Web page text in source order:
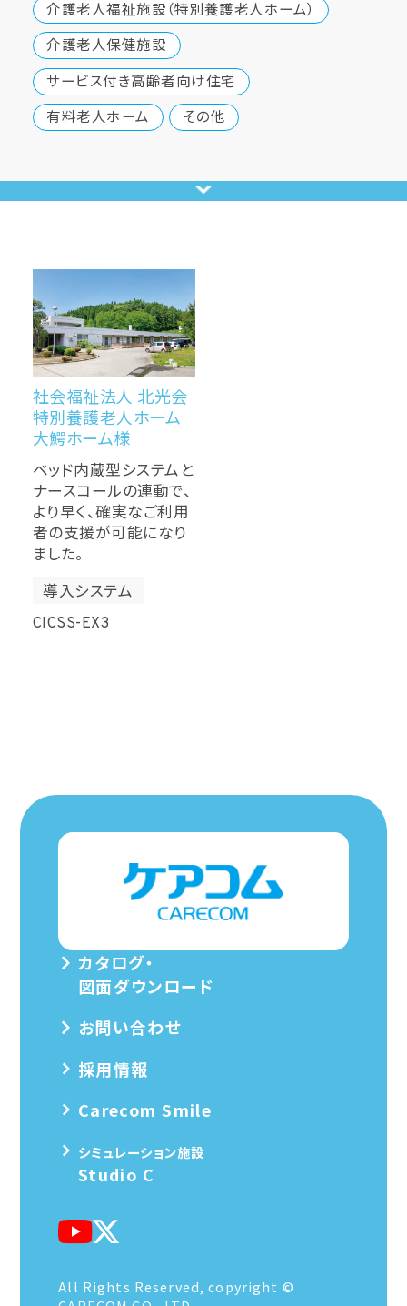
介護老人福祉施設（特別養護老人ホーム）
介護老人保健施設
サービス付き高齢者向け住宅
有料老人ホーム
その他
社会福祉法人 北光会
特別養護老人ホーム
大鰐ホーム様
ベッド内蔵型システムと
ナースコールの連動で、
より早く、確実なご利用
者の支援が可能になり
ました。
導入システム
CICSS-EX3
カタログ・
図面ダウンロード
お問い合わせ
採用情報
Carecom Smile
シミュレーション施設
Studio C
All Rights Reserved, copyright ©